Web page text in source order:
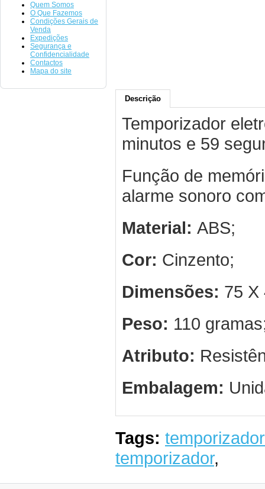
Quem Somos
O Que Fazemos
Condições Gerais de
Venda
Expedições
Segurança e
Confidencialidade
Contactos
Mapa do site
Descrição
Temporizador
minutos e 59
Função de
alarme sonoro
Material: ABS;
Cor: Cinzento;
Dimensões: 75 X
Peso: 110
Atributo:
Embalagem:
Tags:
temporizador,